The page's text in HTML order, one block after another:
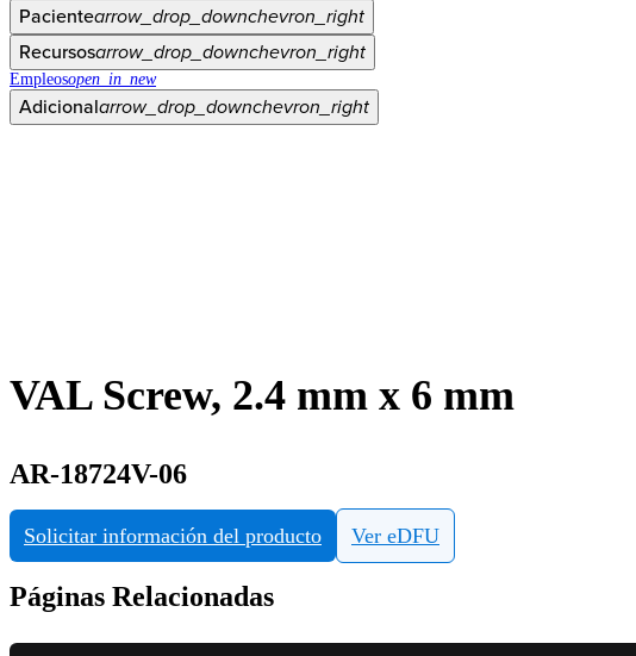
Pacientearrow_drop_downchevron_right
Recursosarrow_drop_downchevron_right
Empleosopen_in_new
Adicionalarrow_drop_downchevron_right
VAL Screw, 2.4 mm x 6 mm
AR-18724V-06
Solicitar información del producto Ver eDFU
Páginas Relacionadas